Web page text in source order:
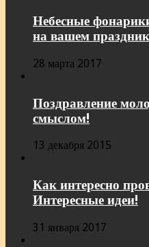
Небесные
на вашем
28 марта 2017
Поздравление
смыслом!
13 декабря 2015
Как интересно
Интересные идеи!
31 января 2017